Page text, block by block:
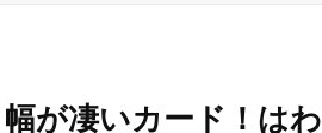
が凄いカード！はわ